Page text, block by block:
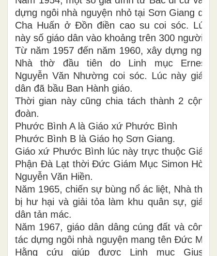
dựng ngôi nhà nguyện nhỏ tại Sơn Giang do
Cha Huấn ở Đồn điền cao su coi sóc. Lúc
này số giáo dân vào khoảng trên 300 người.
Từ năm 1957 đến năm 1960, xây dựng ngôi
Nhà thờ đầu tiên do Linh mục Ernest
Nguyễn Văn Nhường coi sóc. Lúc này giáo
dân đã bầu Ban Hành giáo.
Thời gian này cũng chia tách thành 2 cộng
đoàn.
Phước Bình A là Giáo xứ Phước Bình
Phước Bình B là Giáo họ Sơn Giang.
Giáo xứ Phước Bình lúc này trực thuộc Giáo
Phận Đà Lạt thời Đức Giám Mục Simon Hòa
Nguyễn Văn Hiền.
Năm 1965, chiến sự bùng nổ ác liệt, Nhà thờ
bị hư hại và giải tỏa làm khu quân sự, giáo
dân tản mác.
Năm 1967, giáo dân dâng cúng đất và công
tác dựng ngôi nhà nguyện mang tên Đức Mẹ
Hằng cứu giúp được Linh mục Giuse